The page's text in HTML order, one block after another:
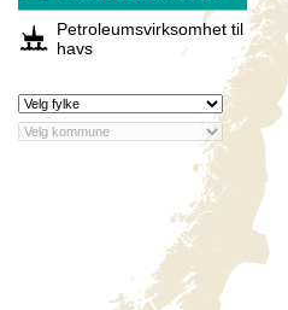
Petroleumsvirksomhet til
havs